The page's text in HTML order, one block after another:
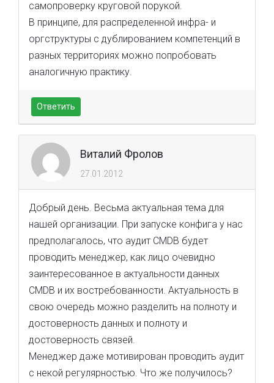
самопроверку круговой порукой.
В принципе, для распределенной инфра- и
оргструктуры с дублированием компетенций в
разных территориях можно попробовать
аналогичную практику.
Ответить
Виталий Фролов
27.01.2012
Добрый день. Весьма актуальная тема для
нашей организации. При запуске конфига у нас
предполагалось, что аудит CMDB будет
проводить менеджер, как лицо очевидно
заинтересованное в актуальности данных
CMDB и их востребованности. Актуальность в
свою очередь можно разделить на полноту и
достоверность данных и полноту и
достоверность связей.
Менеджер даже мотивирован проводить аудит
с некой регулярностью. Что же получилось?